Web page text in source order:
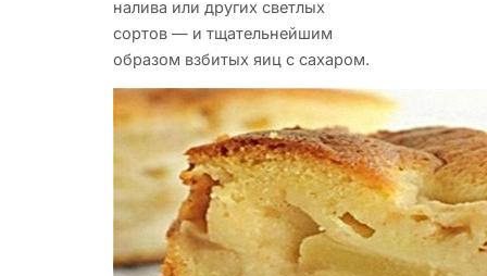
налива или других светлых
сортов — и тщательнейшим
образом взбитых яиц с сахаром.